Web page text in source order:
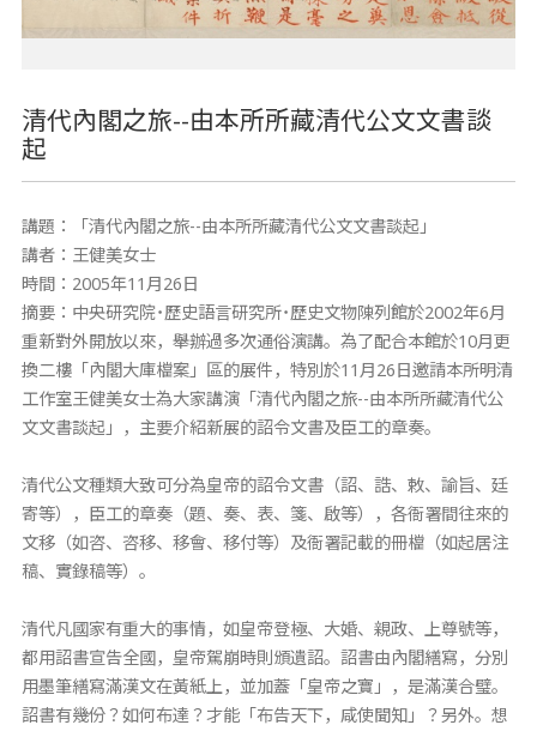
清代內閣之旅--由本所所藏清代公文文書談
起
講題：「清代內閣之旅--由本所所藏清代公文文書談起」
講者：王健美女士
時間：2005年11月26日
摘要：中央研究院˙歷史語言研究所˙歷史文物陳列館於2002年6月
重新對外開放以來，舉辦過多次通俗演講。為了配合本館於10月更
換二樓「內閣大庫檔案」區的展件，特別於11月26日邀請本所明清
工作室王健美女士為大家講演「清代內閣之旅--由本所所藏清代公
文文書談起」，主要介紹新展的詔令文書及臣工的章奏。
清代公文種類大致可分為皇帝的詔令文書（詔、誥、敕、諭旨、廷
寄等），臣工的章奏（題、奏、表、箋、啟等），各衙署間往來的
文移（如咨、咨移、移會、移付等）及衙署記載的冊檔（如起居注
稿、實錄稿等）。
清代凡國家有重大的事情，如皇帝登極、大婚、親政、上尊號等，
都用詔書宣告全國，皇帝駕崩時則頒遺詔。詔書由內閣繕寫，分別
用墨筆繕寫滿漢文在黃紙上，並加蓋「皇帝之寶」，是滿漢合璧。
詔書有幾份？如何布達？才能「布告天下，咸使聞知」？另外。想